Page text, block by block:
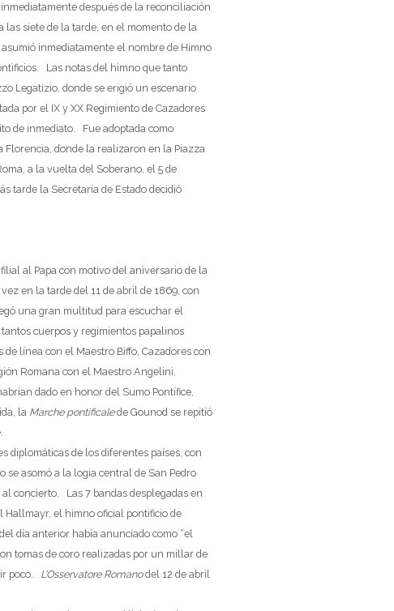
después de la reconciliación
las siete de la tarde, en el momento de la
inmediatamente el nombre de Himno
Las notas del himno que tanto
Legatizio, donde se erigió un escenario
por el IX y XX Regimiento de Cazadores
de inmediato. Fue adoptada como
Florencia, donde la realizaron en la Piazza
a la vuelta del Soberano, el 5 de
tarde la Secretaría de Estado decidió
al Papa con motivo del aniversario de la
en la tarde del 11 de abril de 1869, con
una gran multitud para escuchar el
cuerpos y regimientos papalinos
línea con el Maestro Biffo, Cazadores con
Romana con el Maestro Angelini,
dado en honor del Sumo Pontífice,
la Marche pontificalede Gounod se repitió
diplomáticas de los diferentes países, con
asomó a la logia central de San Pedro
concierto. Las 7 bandas desplegadas en
Hallmayr, el himno oficial pontificio de
día anterior había anunciado como “el
tomas de coro realizadas por un millar de
poco. L’Osservatore Romanodel 12 de abril